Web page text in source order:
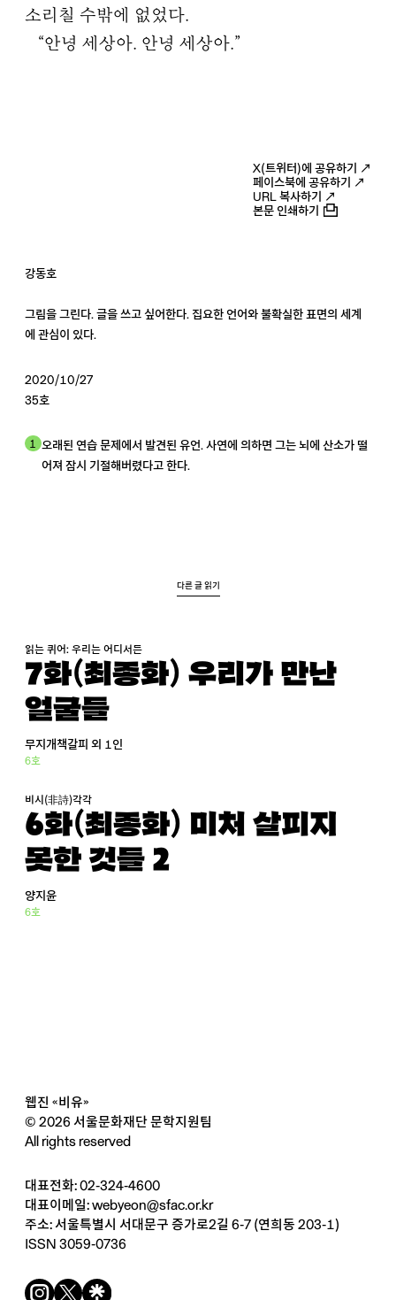
소리칠 수밖에 없었다.
“안녕 세상아. 안녕 세상아.”
X(트위터)에 공유하기 ↗
페이스북에 공유하기 ↗
URL 복사하기 ↗
본문 인쇄하기
강동호
그림을 그린다. 글을 쓰고 싶어한다. 집요한 언어와 불확실한 표면의 세계
에 관심이 있다.
2020/10/27
35호
1
오래된 연습 문제에서 발견된 유언. 사연에 의하면 그는 뇌에 산소가 떨
어져 잠시 기절해버렸다고 한다.
다른 글 읽기
읽는 퀴어: 우리는 어디서든
8화(최종화) 우리가 만난
얼굴들
무지개책갈피 외 1인
6호
비시(非詩)각각
6화(최종화) 미처 살피지
못한 것들 2
양지윤
6호
웹진 «비유»
© 2026 서울문화재단 문학지원팀
All rights reserved
대표전화: 02-324-4600
대표이메일: webyeon@sfac.or.kr
주소: 서울특별시 서대문구 증가로2길 6-7 (연희동 203-1)
ISSN 3059-0736